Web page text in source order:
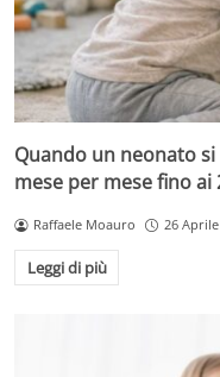
Quando un neonato si
mese per mese fino ai
Raffaele Moauro 26
Leggi di più